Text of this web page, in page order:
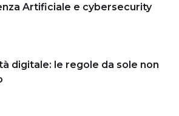
Artificiale e cybersecurity
digitale: le regole da sole non